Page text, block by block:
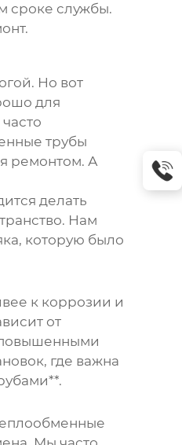
сроке службы.
Но вот
для
трубы
ремонтом. А
делать
Нам
которую было
к коррозии и
от
повышенными
где важна